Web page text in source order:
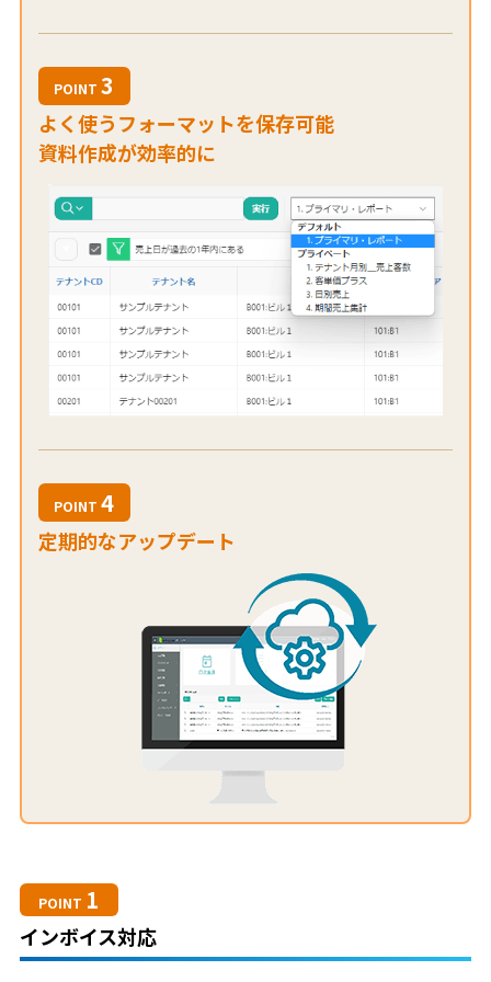
POINT 3
よく使うフォーマットを保存可能
資料作成が効率的に
POINT 4
定期的なアップデート
POINT 1
インボイス対応